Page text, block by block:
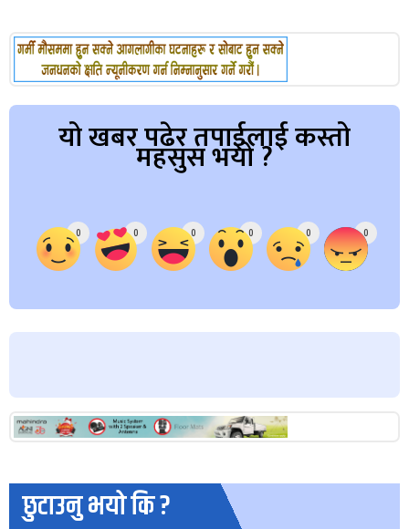
यो खबर पढेर तपाईलाई कस्तो
महसुस भयो ?
0 0 0 0 0 0
छुटाउनु भयो कि ?